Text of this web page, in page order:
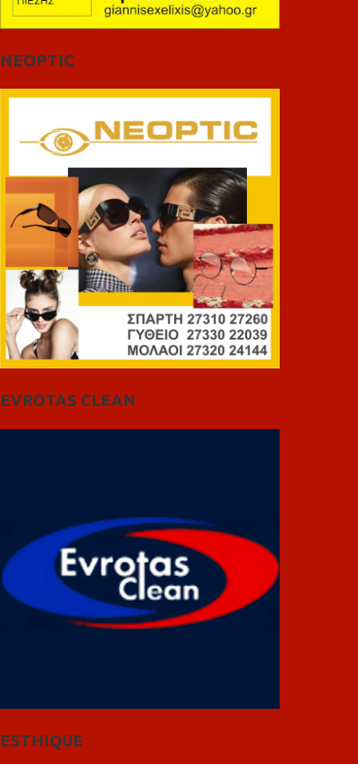
NEOPTIC
EVROTAS CLEAN
ESTHIQUE